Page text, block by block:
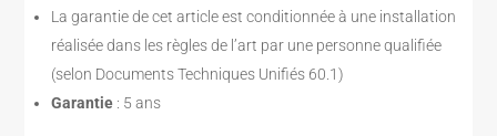
La garantie de cet article est conditionnée à une installation
réalisée dans les règles de l’art par une personne qualifiée
(selon Documents Techniques Unifiés 60.1)
Garantie : 5 ans